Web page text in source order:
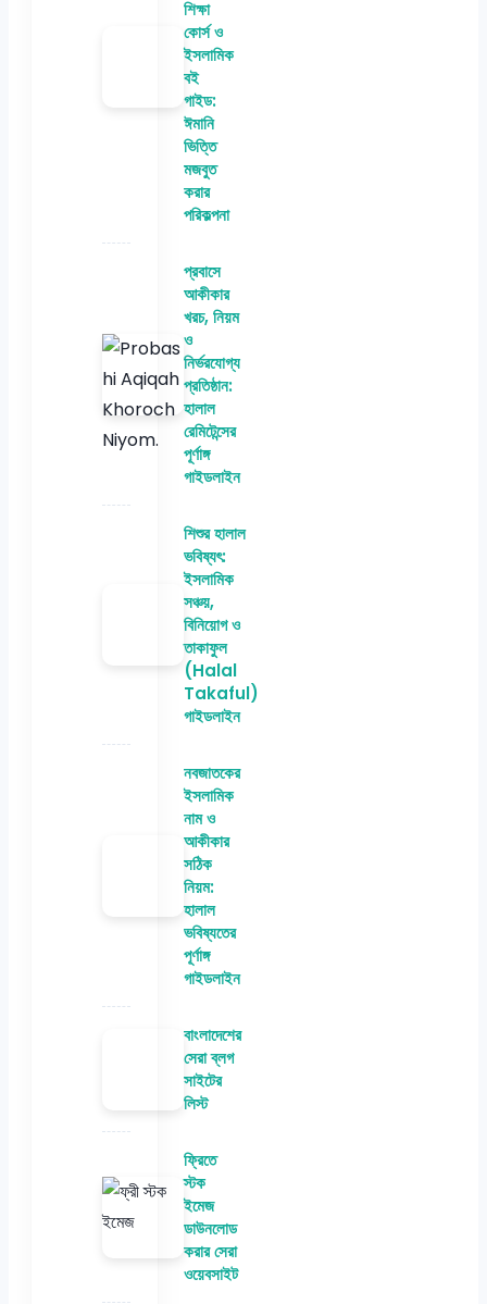
শিক্ষা
কোর্স ও
ইসলামিক
বই
গাইড:
ঈমানি
ভিত্তি
মজবুত
করার
পরিকল্পনা
প্রবাসে
আকীকার
খরচ, নিয়ম
ও
নির্ভরযোগ্য
প্রতিষ্ঠান:
হালাল
রেমিটেন্সের
পূর্ণাঙ্গ
গাইডলাইন
শিশুর হালাল
ভবিষ্যৎ:
ইসলামিক
সঞ্চয়,
বিনিয়োগ ও
তাকাফুল
(Halal
Takaful)
গাইডলাইন
নবজাতকের
ইসলামিক
নাম ও
আকীকার
সঠিক
নিয়ম:
হালাল
ভবিষ্যতের
পূর্ণাঙ্গ
গাইডলাইন
বাংলাদেশের
সেরা ব্লগ
সাইটের
লিস্ট
ফ্রিতে
স্টক
ইমেজ
ডাউনলোড
করার সেরা
ওয়েবসাইট